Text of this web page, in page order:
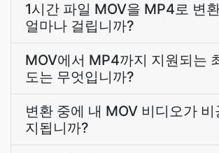
1시간 파일 MOV을 MP4로 변
얼마나 걸립니까?
MOV에서 MP4까지 지원되는
도는 무엇입니까?
변환 중에 내 MOV 비디오가 비
지됩니까?